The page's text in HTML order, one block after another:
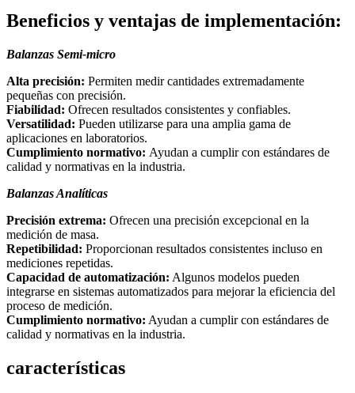
Beneficios y ventajas de implementación:
Balanzas Semi-micro
Alta precisión: Permiten medir cantidades extremadamente
pequeñas con precisión.
Fiabilidad: Ofrecen resultados consistentes y confiables.
Versatilidad: Pueden utilizarse para una amplia gama de
aplicaciones en laboratorios.
Cumplimiento normativo: Ayudan a cumplir con estándares de
calidad y normativas en la industria.
Balanzas Analíticas
Precisión extrema: Ofrecen una precisión excepcional en la
medición de masa.
Repetibilidad: Proporcionan resultados consistentes incluso en
mediciones repetidas.
Capacidad de automatización: Algunos modelos pueden
integrarse en sistemas automatizados para mejorar la eficiencia del
proceso de medición.
Cumplimiento normativo: Ayudan a cumplir con estándares de
calidad y normativas en la industria.
características